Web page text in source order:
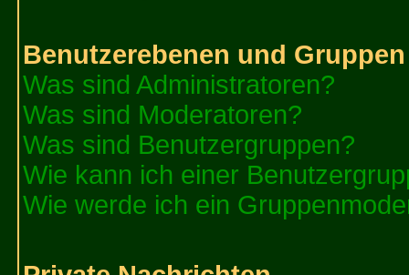
Benutzerebenen und Gruppen
Was sind Administratoren?
Was sind Moderatoren?
Was sind Benutzergruppen?
Wie kann ich einer
Wie werde ich ein